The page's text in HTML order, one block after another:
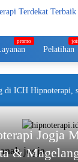
Pelatihan
ICH Hipnoterapi,
jogja
Jogja
&